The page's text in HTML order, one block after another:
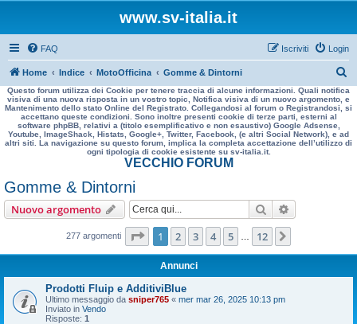
www.sv-italia.it
FAQ Login
Iscriviti
Home Indice MotoOfficina Gomme & Dintorni
e
r
a
Questo forum utilizza dei Cookie per tenere traccia di alcune informazioni. Quali notifica
visiva di una nuova risposta in un vostro topic, Notifica visiva di un nuovo argomento, e
Mantenimento dello stato Online del Registrato. Collegandosi al forum o Registrandosi, si
accettano queste condizioni. Sono inoltre presenti cookie di terze parti, esterni al
software phpBB, relativi a (titolo esemplificativo e non esaustivo) Google Adsense,
Youtube, ImageShack, Histats, Google+, Twitter, Facebook, (e altri Social Network), e ad
altri siti. La navigazione su questo forum, implica la completa accettazione dell’utilizzo di
ogni tipologia di cookie esistente su sv-italia.it.
VECCHIO FORUM
Gomme & Dintorni
Nuovo argomento Cerca
277 argomenti Pagina di 12
1 2 3 4 5 12
Annunci
Prodotti Fluip e AdditiviBlue
Ultimo messaggio da sniper765 « mer mar 26, 2025 10:13 pm
Inviato in Vendo
Risposte: 1